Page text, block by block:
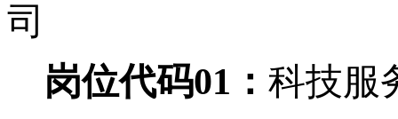
司
岗位代码01： 科技服